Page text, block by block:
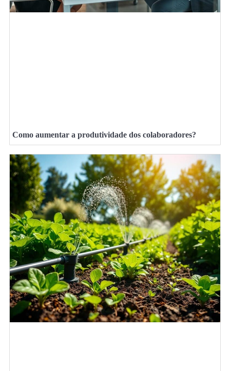
Como aumentar a produtividade dos colaboradores?